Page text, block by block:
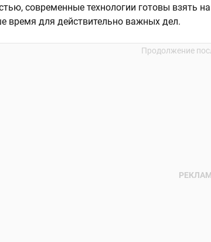
современные технологии готовы взять
время для действительно важных дел.